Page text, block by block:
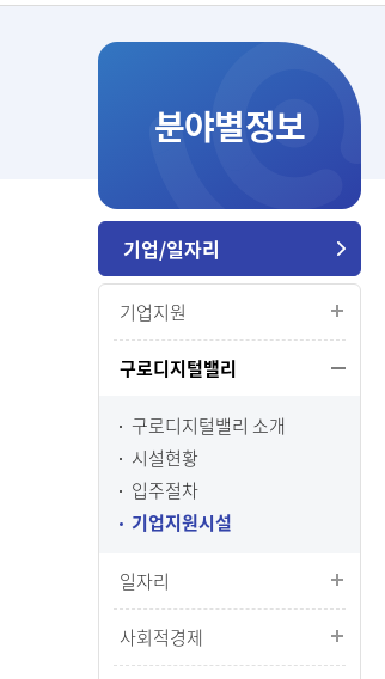
분야별정보
기업/일자리
기업지원
구로디지털밸리
구로디지털밸리 소개
시설현황
입주절차
기업지원시설
일자리
사회적경제